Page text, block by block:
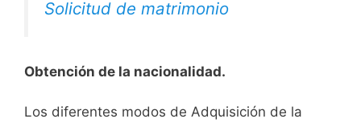
Solicitud de matrimonio
Obtención de la nacionalidad.
​​​Los diferentes modos de Adquisición de la